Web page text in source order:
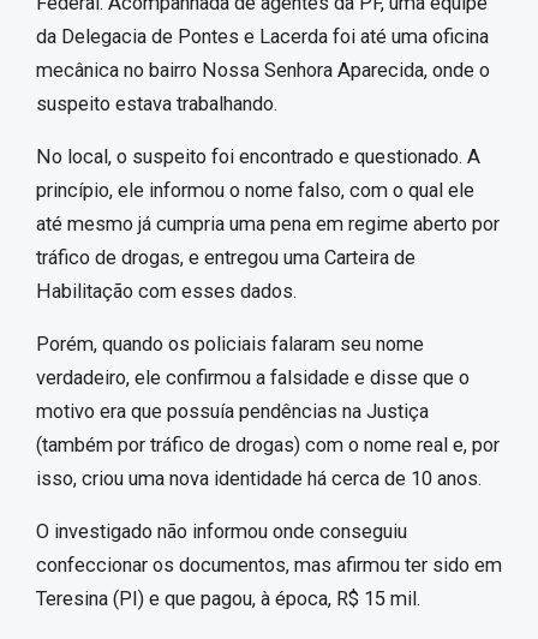
da Delegacia de Pontes e Lacerda foi até uma oficina
mecânica no bairro Nossa Senhora Aparecida, onde o
suspeito estava trabalhando.
No local, o suspeito foi encontrado e questionado. A
princípio, ele informou o nome falso, com o qual ele
até mesmo já cumpria uma pena em regime aberto por
tráfico de drogas, e entregou uma Carteira de
Habilitação com esses dados.
Porém, quando os policiais falaram seu nome
verdadeiro, ele confirmou a falsidade e disse que o
motivo era que possuía pendências na Justiça
(também por tráfico de drogas) com o nome real e, por
isso, criou uma nova identidade há cerca de 10 anos.
O investigado não informou onde conseguiu
confeccionar os documentos, mas afirmou ter sido em
Teresina (PI) e que pagou, à época, R$ 15 mil.